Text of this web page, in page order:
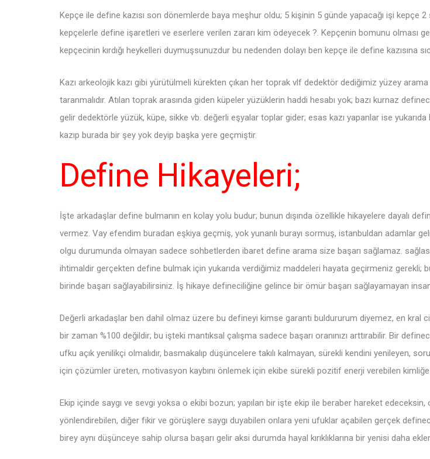
Kepçe ile define kazısı son dönemlerde baya meşhur oldu; 5 kişinin 5 günde yapacağı işi kepçe
kepçelerle define işaretleri ve eserlere verilen zararı kim ödeyecek ?. Kepçenin bomunu olması
kepçecinin kırdığı heykelleri duymuşsunuzdur bu nedenden dolayı ben kepçe ile define kazısına
Kazı arkeolojik kazı gibi yürütülmeli kürekten çıkan her toprak vlf dedektör dediğimiz yüzey
taranmalıdır. Atılan toprak arasında giden küpeler yüzüklerin haddi hesabı yok; bazı kurnaz
gelir dedektörle yüzük, küpe, sikke vb. değerli eşyalar toplar gider; esas kazı yapanlar ise
kazıp burada bir şey yok deyip başka yere geçmiştir.
Define Hikayeleri;
İşte arkadaşlar define bulmanın en kolay yolu budur; bunun dışında özellikle hikayelere dayalı
vermez. Vay efendim buradan eşkiya geçmiş, yok yunanlı burayı sormuş, istanbuldan adamlar
olgu durumunda olmayan sadece sohbetlerden ibaret define arama size başarı sağlamaz.
ihtimaldir gerçekten define bulmak için yukarıda verdiğimiz maddeleri hayata geçirmeniz gerekli;
birinde başarı sağlayabilirsiniz. İş hikaye defineciliğine gelince bir ömür başarı sağlayamayan
Değerli arkadaşlar ben dahil olmaz üzere bu defineyi kimse garanti buldururum diyemez, en kral
bir zaman %100 değildir; bu işteki mantıksal çalışma sadece başarı oranınızı arttırabilir. Bir
ufku açık yenilikçi olmalıdır, basmakalıp düşüncelere takılı kalmayan, sürekli kendini yenileyen,
için çözümler üreten, motivasyon kaybını önlemek için ekibe sürekli pozitif enerji verebilen kimliğe
Ekip içinde saygı ve sevgi yoksa o ekibi bozun; yapılan bir işte ekip ile beraber hareket edeceksin,
yönlendirebilen, diğer fikir ve görüşlere saygı duyabilen onlara yeni ufuklar açabilen gerçek
birey aynı düşünceye sahip olursa başarı gelir aksi durumda hayal kırıklıklarına bir yenisi daha